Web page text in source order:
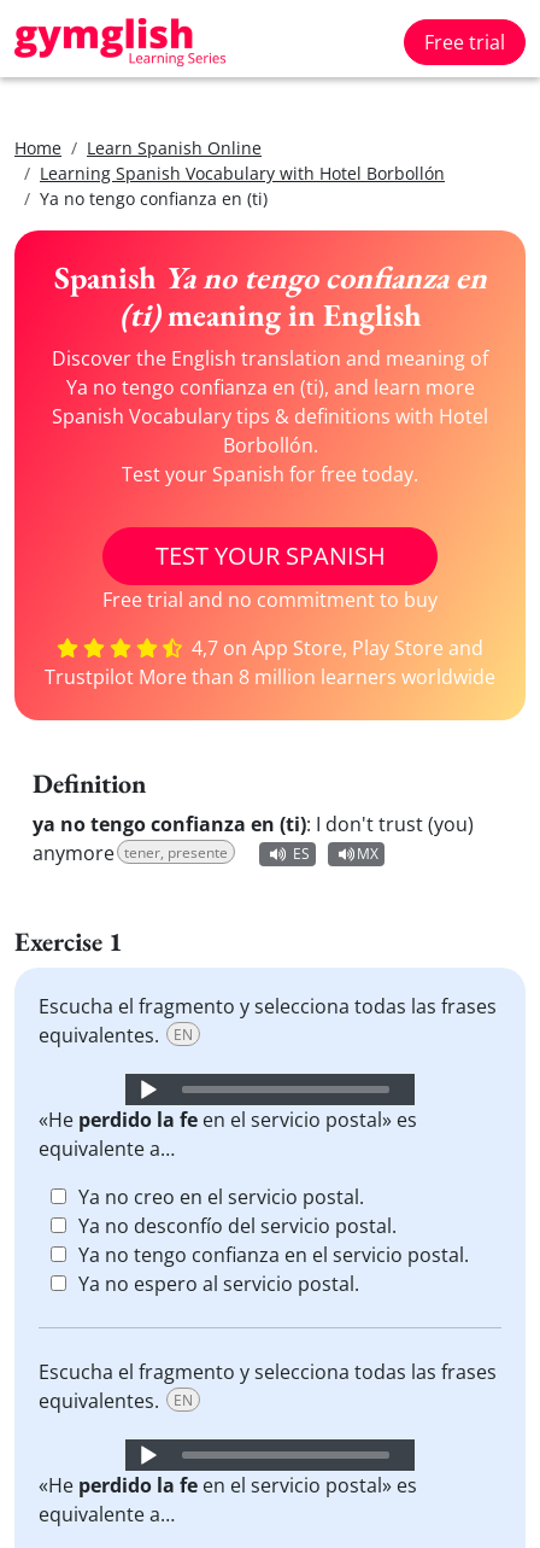
Free trial
Home
Learn Spanish Online
Learning Spanish Vocabulary with Hotel Borbollón
Ya no tengo confianza en (ti)
Spanish Ya no tengo confianza en
(ti)meaning in English
Discover the English translation and meaning of
Ya no tengo confianza en (ti), and learn more
Spanish Vocabulary tips & definitions with Hotel
Borbollón.
Test your Spanish for free today.
TEST YOUR SPANISH
Free trial and no commitment to buy
4,7 on App Store, Play Store and
Trustpilot More than 8 million learners worldwide
Definition
ya no tengo confianza en (ti): I don't trust (you)
anymore tener, presente ES MX
Exercise 1
Escucha el fragmento y selecciona todas las frases
equivalentes.
EN
Audio
Player
«He perdido la fe en el servicio postal» es
equivalente a…
Ya no creo en el servicio postal.
Ya no desconfío del servicio postal.
Ya no tengo confianza en el servicio postal.
Ya no espero al servicio postal.
Escucha el fragmento y selecciona todas las frases
equivalentes.
EN
Audio
Player
«He perdido la fe en el servicio postal» es
equivalente a…